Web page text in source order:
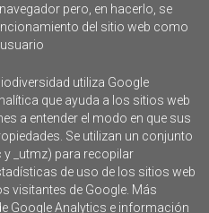
6 7 8
13 14 15
16
20
AL BOLETÍN
PLEAMAR
pero, en hacerlo, se
del sitio web como
utiliza Google
que ayuda a los sitios web
a entender el modo en que sus
Se utilizan un conjunto
y _utmz) para recopilar
de uso de los sitios web
visitantes de Google. Más
Google Analytics e información